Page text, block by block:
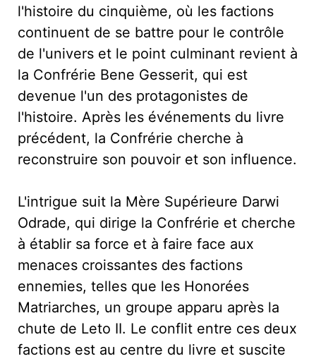
l'histoire du cinquième, où les factions
continuent de se battre pour le contrôle
de l'univers et le point culminant revient à
la Confrérie Bene Gesserit, qui est
devenue l'un des protagonistes de
l'histoire. Après les événements du livre
précédent, la Confrérie cherche à
reconstruire son pouvoir et son influence.
L'intrigue suit la Mère Supérieure Darwi
Odrade, qui dirige la Confrérie et cherche
à établir sa force et à faire face aux
menaces croissantes des factions
ennemies, telles que les Honorées
Matriarches, un groupe apparu après la
chute de Leto II. Le conflit entre ces deux
factions est au centre du livre et suscite